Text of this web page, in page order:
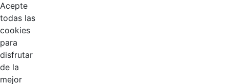
Acepte
todas las
cookies
para
disfrutar
de la
mejor